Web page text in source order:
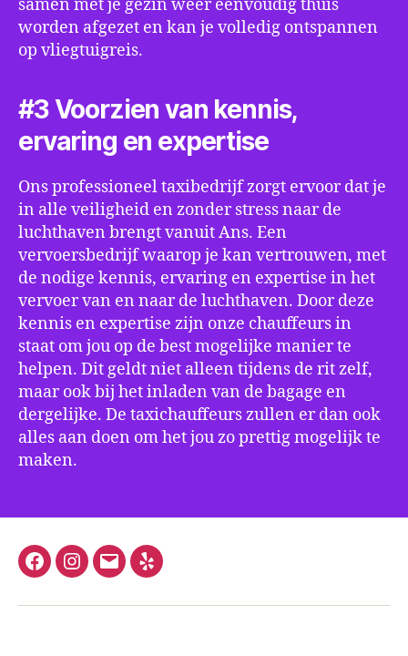
samen met je gezin weer eenvoudig thuis
worden afgezet en kan je volledig ontspannen
op vliegtuigreis.
#3 Voorzien van kennis,
ervaring en expertise
Ons professioneel taxibedrijf zorgt ervoor dat je
in alle veiligheid en zonder stress naar de
luchthaven brengt vanuit Ans. Een
vervoersbedrijf waarop je kan vertrouwen, met
de nodige kennis, ervaring en expertise in het
vervoer van en naar de luchthaven. Door deze
kennis en expertise zijn onze chauffeurs in
staat om jou op de best mogelijke manier te
helpen. Dit geldt niet alleen tijdens de rit zelf,
maar ook bij het inladen van de bagage en
dergelijke. De taxichauffeurs zullen er dan ook
alles aan doen om het jou zo prettig mogelijk te
maken.
FacebookInstagram
E-
Yelp